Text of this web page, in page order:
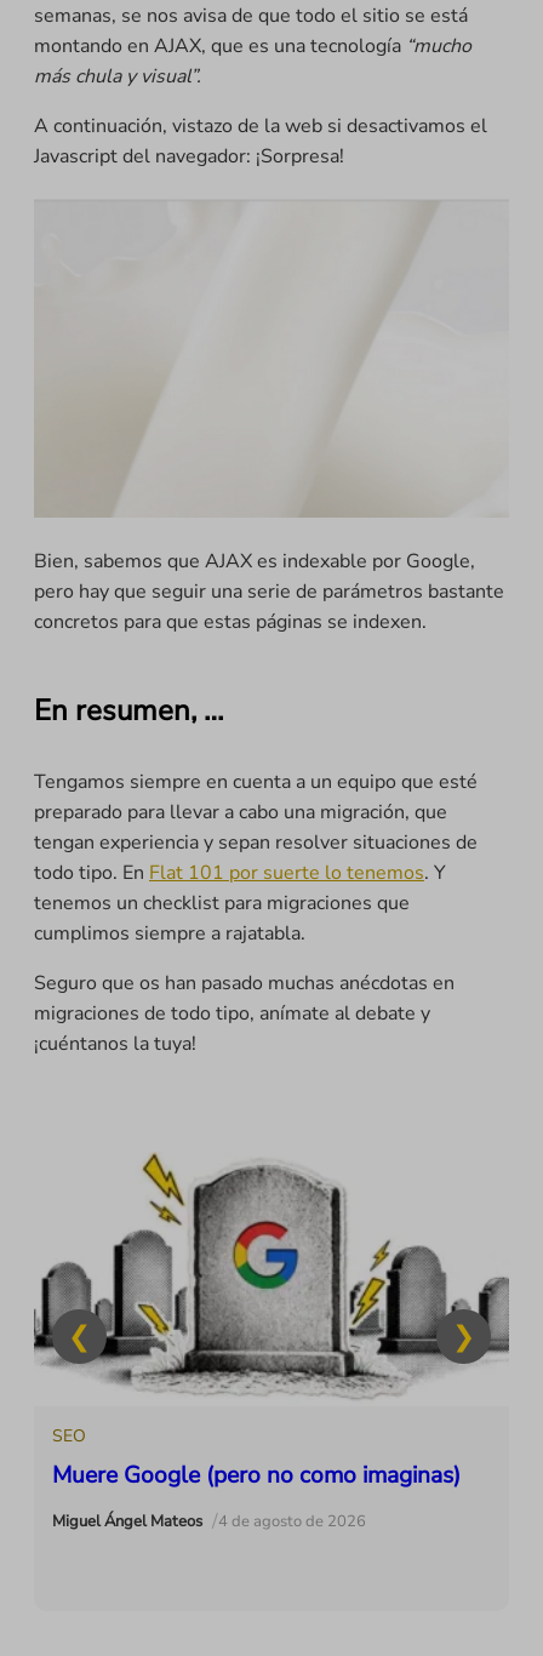
semanas, se nos avisa de que todo el sitio se está
montando en AJAX, que es una tecnología “mucho
más chula y visual”.
A continuación, vistazo de la web si desactivamos el
Javascript del navegador: ¡Sorpresa!
Bien, sabemos que AJAX es indexable por Google,
pero hay que seguir una serie de parámetros bastante
concretos para que estas páginas se indexen.
En resumen, …
Tengamos siempre en cuenta a un equipo que esté
preparado para llevar a cabo una migración, que
tengan experiencia y sepan resolver situaciones de
todo tipo. En Flat 101 por suerte lo tenemos. Y
tenemos un checklist para migraciones que
cumplimos siempre a rajatabla.
Seguro que os han pasado muchas anécdotas en
migraciones de todo tipo, anímate al debate y
¡cuéntanos la tuya!
SEO
Muere Google (pero no como imaginas)
Miguel Ángel Mateos /4 de agosto de 2026